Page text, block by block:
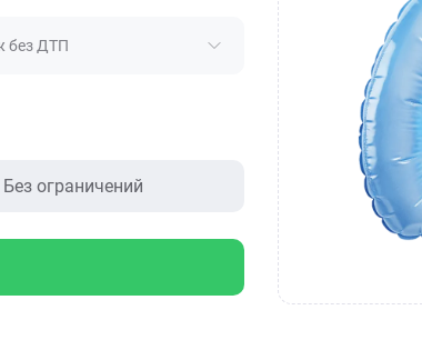
без ДТП
Без ограничений